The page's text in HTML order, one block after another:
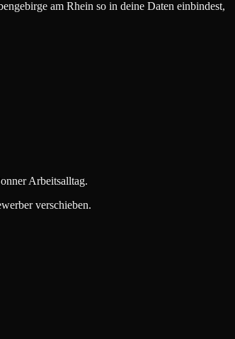
am Rhein so in deine Daten einbindest,
Arbeitsalltag.
verschieben.